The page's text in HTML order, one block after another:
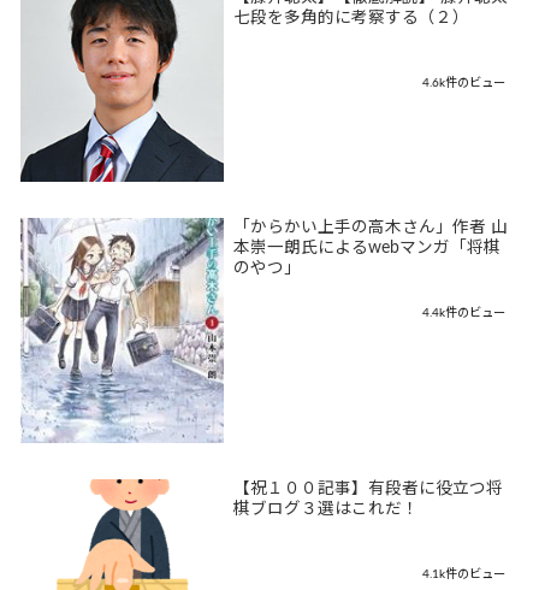
七段を多角的に考察する（２）
4.6k件のビュー
「からかい上手の高木さん」作者 山
本崇一朗氏によるwebマンガ「将棋
のやつ」
4.4k件のビュー
【祝１００記事】有段者に役立つ将
棋ブログ３選はこれだ！
4.1k件のビュー